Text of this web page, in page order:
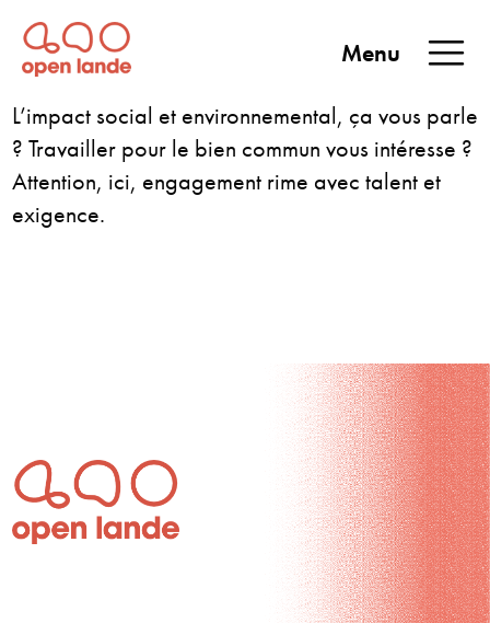
Aller
directement
au
contenuTERRITOIRES
Open Lande
Entreprises & territoires
Menu
L’impact social et environnemental, ça vous parle
? Travailler pour le bien commun vous intéresse ?
Attention, ici, engagement rime avec talent et
exigence.